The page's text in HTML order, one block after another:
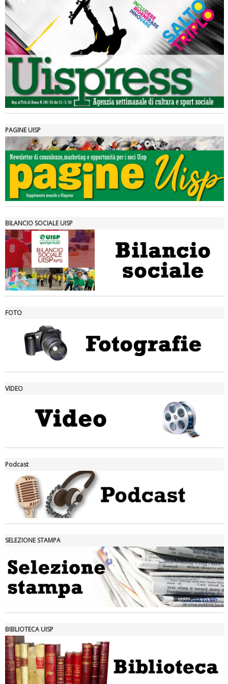
Luglio 2026: "Pensando con i piedi, si possono fare le
rivoluzioni"
Tiziano Pesce a Radio InBlu2000 traccia il bilancio della stagione
Ddl Lobby, Uisp: “Il Parlamento valorizzi le nostre specificità"
Tiziano Pesce nel Cda di Fondazione Terzjus: prima riunione a
PAGINE UISP
BILANCIO SOCIALE UISP
FOTO
VIDEO
Podcast
SELEZIONE STAMPA
BIBLIOTECA UISP